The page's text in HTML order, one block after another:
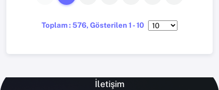
Toplam : 576, Gösterilen 1 - 10
İletişim